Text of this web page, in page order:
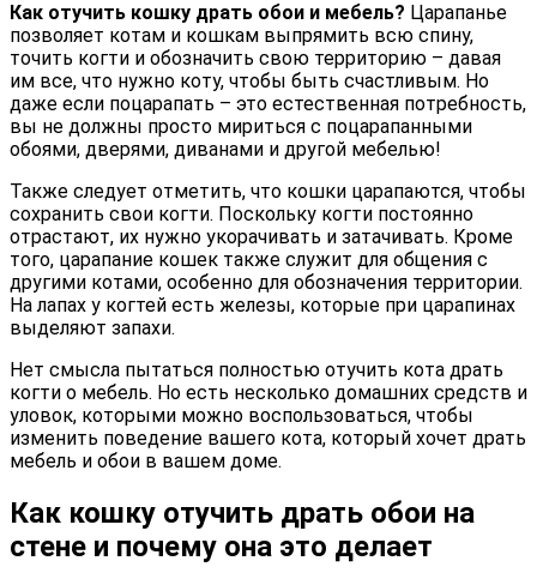
Как отучить кошку драть обои и мебель? Царапанье
позволяет котам и кошкам выпрямить всю спину,
точить когти и обозначить свою территорию – давая
им все, что нужно коту, чтобы быть счастливым. Но
даже если поцарапать – это естественная потребность,
вы не должны просто мириться с поцарапанными
обоями, дверями, диванами и другой мебелью!
Также следует отметить, что кошки царапаются, чтобы
сохранить свои когти. Поскольку когти постоянно
отрастают, их нужно укорачивать и затачивать. Кроме
того, царапание кошек также служит для общения с
другими котами, особенно для обозначения территории.
На лапах у когтей есть железы, которые при царапинах
выделяют запахи.
Нет смысла пытаться полностью отучить кота драть
когти о мебель. Но есть несколько домашних средств и
уловок, которыми можно воспользоваться, чтобы
изменить поведение вашего кота, который хочет драть
мебель и обои в вашем доме.
Как кошку отучить драть обои на
стене и почему она это делает